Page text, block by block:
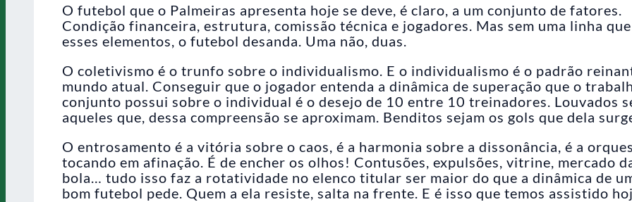
O futebol que o Palmeiras apresenta hoje se deve, é claro, a um conjunto de fatores.
Condição financeira, estrutura, comissão técnica e jogadores. Mas sem uma linha
esses elementos, o futebol desanda. Uma não, duas.
O coletivismo é o trunfo sobre o individualismo. E o individualismo é o padrão
mundo atual. Conseguir que o jogador entenda a dinâmica de superação que o
conjunto possui sobre o individual é o desejo de 10 entre 10 treinadores. Louvados
aqueles que, dessa compreensão se aproximam. Benditos sejam os gols que dela
O entrosamento é a vitória sobre o caos, é a harmonia sobre a dissonância, é a
tocando em afinação. É de encher os olhos! Contusões, expulsões, vitrine, mercado
bola… tudo isso faz a rotatividade no elenco titular ser maior do que a dinâmica de
bom futebol pede. Quem a ela resiste, salta na frente. E é isso que temos assistido